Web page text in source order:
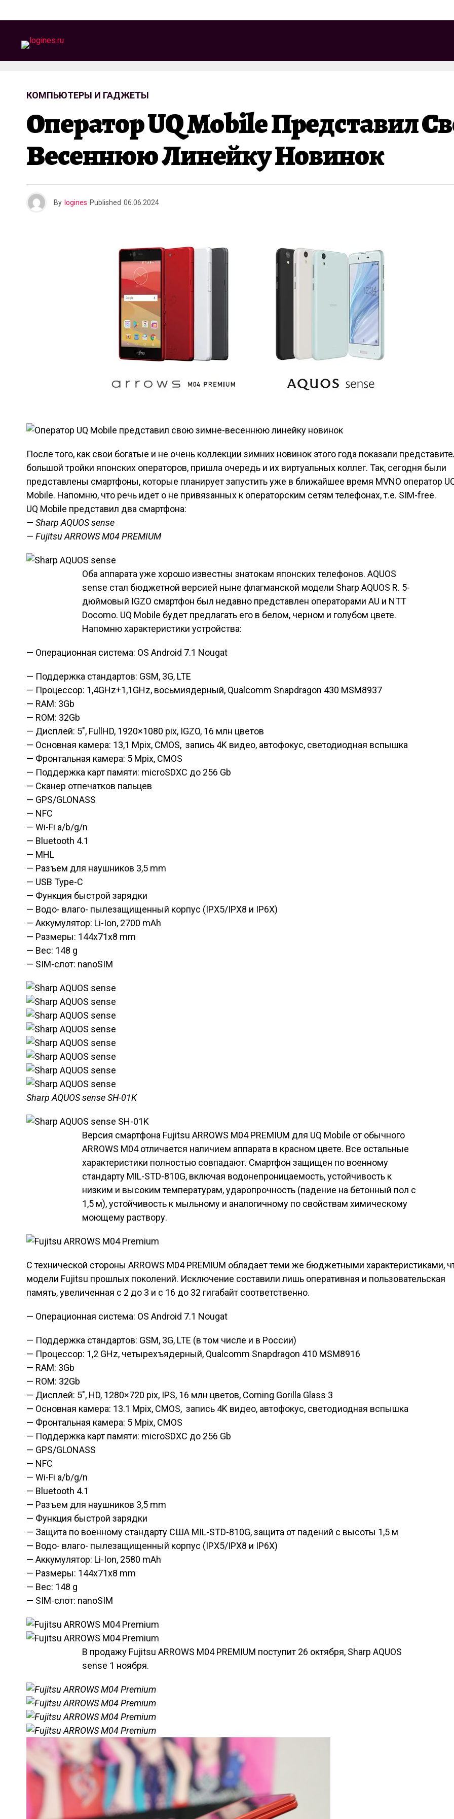
КОМПЬЮТЕРЫ И ГАДЖЕТЫ
Оператор UQ Mobile Представил
Весеннюю Линейку Новинок
By logines Published 06.06.2024
После того, как свои богатые и не очень коллекции зимних новинок этого года показали
большой тройки японских операторов, пришла очередь и их виртуальных коллег. Так, сегодня были
представлены смартфоны, которые планирует запустить уже в ближайшее время MVNO оператор
Mobile. Напомню, что речь идет о не привязанных к операторским сетям телефонах, т.е. SIM-free.
UQ Mobile представил два смартфона:
— Sharp AQUOS sense
— Fujitsu ARROWS M04 PREMIUM
Оба аппарата уже хорошо известны знатокам японских телефонов. AQUOS
sense стал бюджетной версией ныне флагманской модели Sharp AQUOS R. 5-
дюймовый IGZO смартфон был недавно представлен операторами AU и NTT
Docomo. UQ Mobile будет предлагать его в белом, черном и голубом цвете.
Напомню характеристики устройства:
— Операционная система: OS Android 7.1 Nougat
— Поддержка стандартов: GSM, 3G, LTE
— Процессор: 1,4GHz+1,1GHz, восьмиядерный, Qualcomm Snapdragon 430 MSM8937
— RAM: 3Gb
— ROM: 32Gb
— Дисплей: 5″, FullHD, 1920×1080 pix, IGZO, 16 млн цветов
— Основная камера: 13,1 Mpix, CMOS, запись 4K видео, автофокус, светодиодная вспышка
— Фронтальная камера: 5 Mpix, CMOS
— Поддержка карт памяти: microSDXC до 256 Gb
— Сканер отпечатков пальцев
— GPS/GLONASS
— NFC
— Wi-Fi a/b/g/n
— Bluetooth 4.1
— MHL
— Разъем для наушников 3,5 mm
— USB Type-C
— Функция быстрой зарядки
— Водо- влаго- пылезащищенный корпус (IPX5/IPX8 и IP6X)
— Аккумулятор: Li-Ion, 2700 mAh
— Размеры: 144x71x8 mm
— Вес: 148 g
— SIM-слот: nanoSIM
Sharp AQUOS sense SH-01K
Версия смартфона Fujitsu ARROWS M04 PREMIUM для UQ Mobile от обычного
ARROWS M04 отличается наличием аппарата в красном цвете. Все остальные
характеристики полностью совпадают. Смартфон защищен по военному
стандарту MIL-STD-810G, включая водонепроницаемость, устойчивость к
низким и высоким температурам, ударопрочность (падение на бетонный пол с
1,5 м), устойчивость к мыльному и аналогичному по свойствам химическому
моющему раствору.
С технической стороны ARROWS M04 PREMIUM обладает теми же бюджетными характеристиками,
модели Fujitsu прошлых поколений. Исключение составили лишь оперативная и пользовательская
память, увеличенная с 2 до 3 и с 16 до 32 гигабайт соответственно.
— Операционная система: OS Android 7.1 Nougat
— Поддержка стандартов: GSM, 3G, LTE (в том числе и в России)
— Процессор: 1,2 GHz, четырехъядерный, Qualcomm Snapdragon 410 MSM8916
— RAM: 3Gb
— ROM: 32Gb
— Дисплей: 5″, HD, 1280×720 pix, IPS, 16 млн цветов, Corning Gorilla Glass 3
— Основная камера: 13.1 Mpix, CMOS, запись 4K видео, автофокус, светодиодная вспышка
— Фронтальная камера: 5 Mpix, CMOS
— Поддержка карт памяти: microSDXC до 256 Gb
— GPS/GLONASS
— NFC
— Wi-Fi a/b/g/n
— Bluetooth 4.1
— Разъем для наушников 3,5 mm
— Функция быстрой зарядки
— Защита по военному стандарту США MIL-STD-810G, защита от падений с высоты 1,5 м
— Водо- влаго- пылезащищенный корпус (IPX5/IPX8 и IP6X)
— Аккумулятор: Li-Ion, 2580 mAh
— Размеры: 144x71x8 mm
— Вес: 148 g
— SIM-слот: nanoSIM
В продажу Fujitsu ARROWS M04 PREMIUM поступит 26 октября, Sharp AQUOS
sense 1 ноября.